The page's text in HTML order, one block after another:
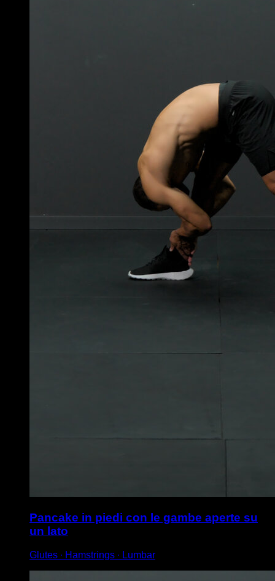
Pancake in piedi con le gambe aperte su
un lato
Glutes ∙ Hamstrings ∙ Lumbar